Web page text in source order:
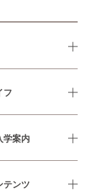
フ
学案内
テンツ